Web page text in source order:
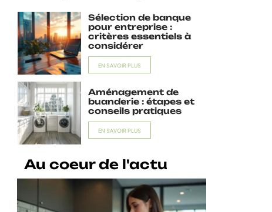
Sélection de banque
pour entreprise :
critères essentiels à
considérer
EN SAVOIR PLUS
Aménagement de
buanderie : étapes et
conseils pratiques
EN SAVOIR PLUS
Au coeur de l'actu